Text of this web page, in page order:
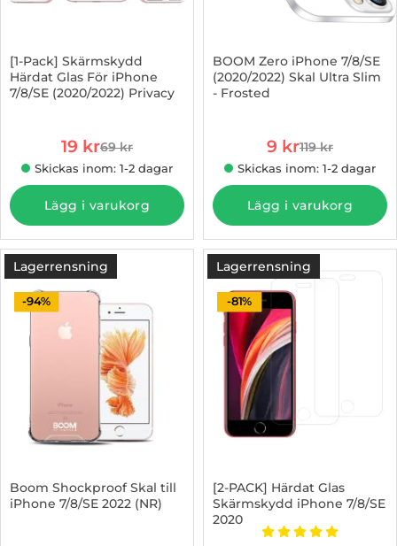
[1-Pack] Skärmskydd
Härdat Glas För iPhone
7/8/SE (2020/2022) Privacy
rea pris
19 krtidigare pris
69 kr
Skickas inom: 1-2 dagar
Lägg i varukorg
BOOM Zero iPhone 7/8/SE
(2020/2022) Skal Ultra Slim
- Frosted
rea pris
9 krtidigare pris
119 kr
Skickas inom: 1-2 dagar
Lägg i varukorg
Lagerrensning
-94%
Boom Shockproof Skal till
iPhone 7/8/SE 2022 (NR)
Lagerrensning
-81%
[2-PACK] Härdat Glas
Skärmskydd iPhone 7/8/SE
2020
Art. nr 1002849851Betyg: 5 stjärnor